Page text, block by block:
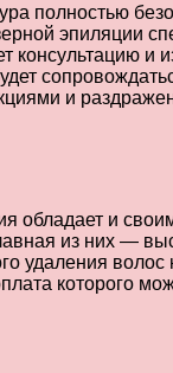
полностью
эпиляции
консультацию и
и
обладает и
из них —
удаления волос
которого